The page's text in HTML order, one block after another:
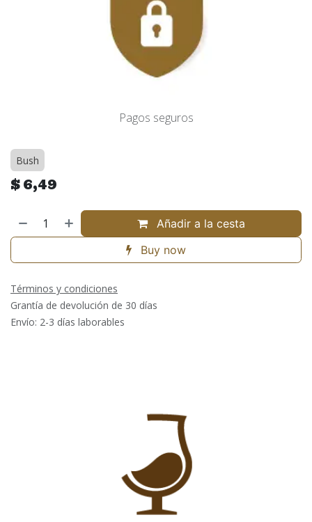
Pagos seguros
Bush
$6,49
Añadir a la cesta
Buy now
Términos y condiciones
Grantía de devolución de 30 días
Envío: 2-3 días laborables